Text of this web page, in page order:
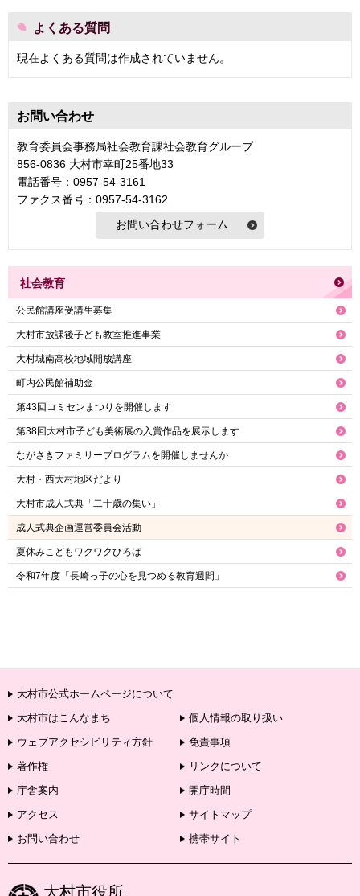
よくある質問
現在よくある質問は作成されていません。
お問い合わせ
教育委員会事務局社会教育課社会教育グループ
856-0836 大村市幸町25番地33
電話番号：0957-54-3161
ファクス番号：0957-54-3162
社会教育
公民館講座受講生募集
大村市放課後子ども教室推進事業
大村城南高校地域開放講座
町内公民館補助金
第43回コミセンまつりを開催します
第38回大村市子ども美術展の入賞作品を展示します
ながさきファミリープログラムを開催しませんか
大村・西大村地区だより
大村市成人式典「二十歳の集い」
成人式典企画運営委員会活動
夏休みこどもワクワクひろば
令和7年度「長崎っ子の心を見つめる教育週間」
大村市公式ホームページについて
大村市はこんなまち
個人情報の取り扱い
ウェブアクセシビリティ方針
免責事項
著作権
リンクについて
庁舎案内
開庁時間
アクセス
サイトマップ
お問い合わせ
携帯サイト
大村市役所